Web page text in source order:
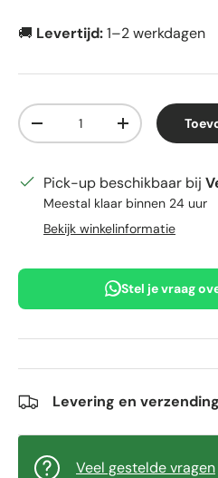
🚚 Levertijd:1–2 werkdagen
Aantal
Verlaag de hoeveelheid
Verhoog de
Pick-up beschikbaar bij
Meestal klaar binnen 24 uur
Bekijk winkelinformatie
Stel je vraag
Levering en verzending
Veel gestelde vragen